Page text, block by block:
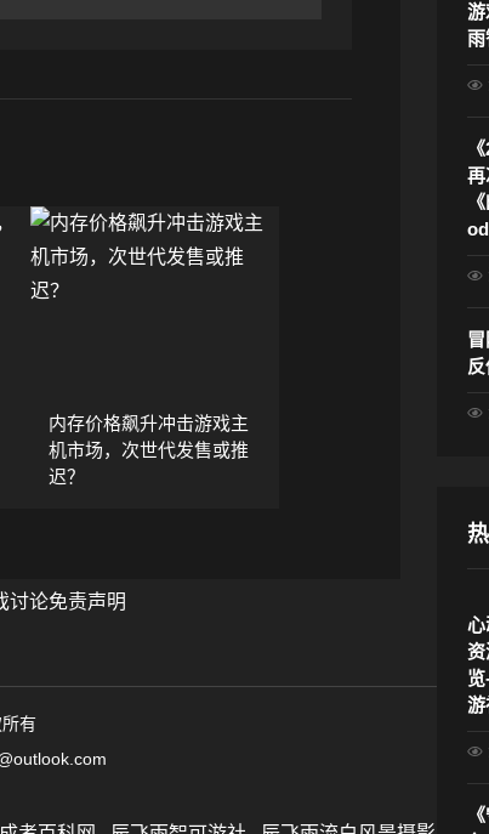
内存价格飙升冲击游戏主
机市场，次世代发售或推
迟？
游
雨
再
od
心
资
游
讨论免责声明
有